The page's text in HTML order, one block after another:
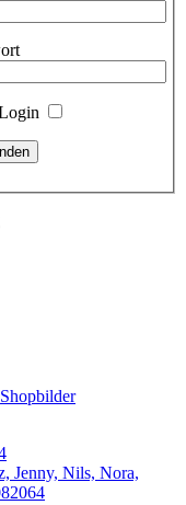
Shopbilder
Jenny, Nils, Nora,